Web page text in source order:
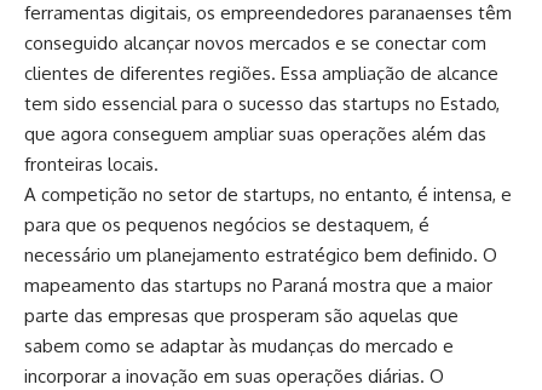
ferramentas digitais, os empreendedores paranaenses têm
conseguido alcançar novos mercados e se conectar com
clientes de diferentes regiões. Essa ampliação de alcance
tem sido essencial para o sucesso das startups no Estado,
que agora conseguem ampliar suas operações além das
fronteiras locais.
A competição no setor de startups, no entanto, é intensa, e
para que os pequenos negócios se destaquem, é
necessário um planejamento estratégico bem definido. O
mapeamento das startups no Paraná mostra que a maior
parte das empresas que prosperam são aquelas que
sabem como se adaptar às mudanças do mercado e
incorporar a inovação em suas operações diárias. O